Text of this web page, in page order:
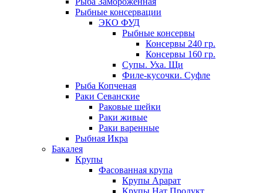
Рыбные консервации
ЭКО ФУД
Рыбные консервы
Консервы 240 гр.
Консервы 160 гр.
Супы. Уха. Щи
Филе-кусочки. Суфле
Рыба Копченая
Раки Севанские
Раковые шейки
Раки живые
Раки варенные
Рыбная Икра
Бакалея
Крупы
Фасованная крупа
Крупы Арарат
Крупы Нат Продукт